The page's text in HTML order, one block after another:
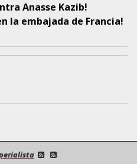
Anasse Kazib!
la embajada de Francia!